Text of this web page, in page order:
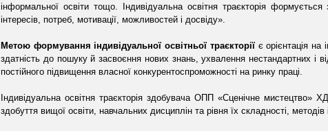
інформальної освіти тощо. Індивідуальна освітня траєкторія
інтересів, потреб, мотивації, можливостей і досвіду».
Метою формування індивідуальної освітньої траєкторіїє орієнтація на
здатність до пошуку й засвоєння нових знань, ухвалення нестандартних і
постійного підвищення власної конкурентоспроможності на ринку праці.
Індивідуальна освітня траєкторія здобувача ОПП «Сценічне мистецтво»
здобуття вищої освіти, навчальних дисциплін та рівня їх складності, методів